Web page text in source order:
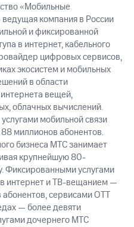
«Мобильные
компания в России
и фиксированной
в интернет, кабельного
цифровых сервисов,
экосистем и мобильных
в области
вещей,
облачных вычислений.
мобильной связи
миллионов абонентов.
бизнеса МТС занимает
крупнейшую 80-
Фиксированными услугами
интернет и ТВ-вещанием —
сервисами OTT
— более девяти
дочернего МТС